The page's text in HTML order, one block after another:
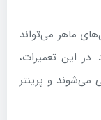
ماهر می‌تواند
در این تعمیرات،
می‌شوند و پرینتر